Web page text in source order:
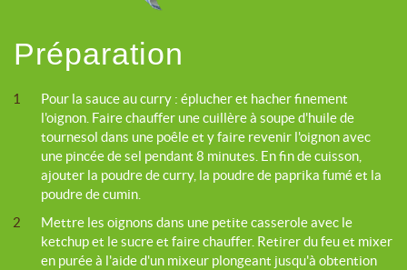
Préparation
1
Pour la sauce au curry : éplucher et hacher finement
l'oignon. Faire chauffer une cuillère à soupe d'huile de
tournesol dans une poêle et y faire revenir l'oignon avec
une pincée de sel pendant 8 minutes. En fin de cuisson,
ajouter la poudre de curry, la poudre de paprika fumé et la
poudre de cumin.
2
Mettre les oignons dans une petite casserole avec le
ketchup et le sucre et faire chauffer. Retirer du feu et mixer
en purée à l'aide d'un mixeur plongeant jusqu'à obtention